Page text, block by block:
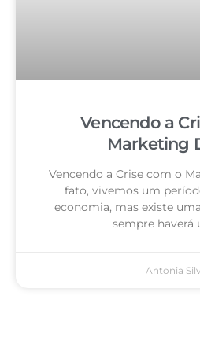
Vencendo a
Marketing
Vencendo a Crise com o
fato, vivemos um
economia, mas existe
sempre haverá
Antonia